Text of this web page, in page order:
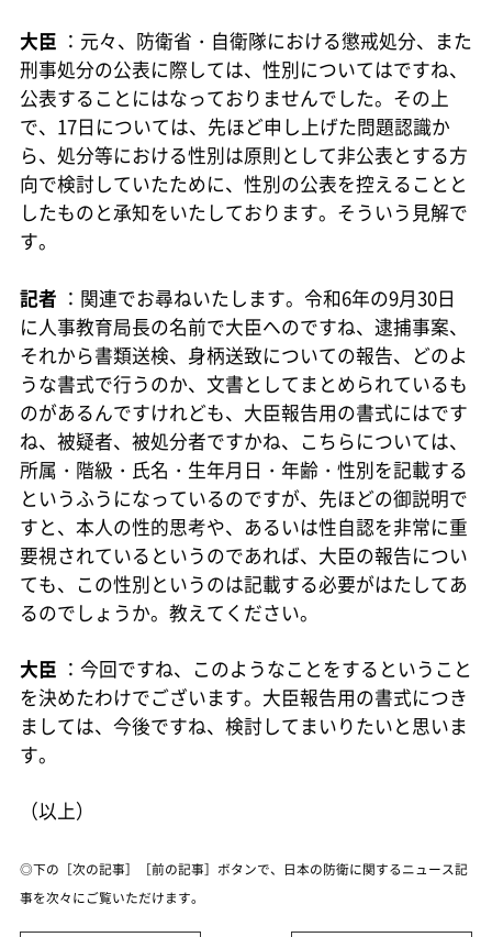
大臣 ：元々、防衛省・自衛隊における懲戒処分、また
刑事処分の公表に際しては、性別についてはですね、
公表することにはなっておりませんでした。その上
で、17日については、先ほど申し上げた問題認識か
ら、処分等における性別は原則として非公表とする方
向で検討していたために、性別の公表を控えることと
したものと承知をいたしております。そういう見解で
す。
記者 ：関連でお尋ねいたします。令和6年の9月30日
に人事教育局長の名前で大臣へのですね、逮捕事案、
それから書類送検、身柄送致についての報告、どのよ
うな書式で行うのか、文書としてまとめられているも
のがあるんですけれども、大臣報告用の書式にはです
ね、被疑者、被処分者ですかね、こちらについては、
所属・階級・氏名・生年月日・年齢・性別を記載する
というふうになっているのですが、先ほどの御説明で
すと、本人の性的思考や、あるいは性自認を非常に重
要視されているというのであれば、大臣の報告につい
ても、この性別というのは記載する必要がはたしてあ
るのでしょうか。教えてください。
大臣 ：今回ですね、このようなことをするということ
を決めたわけでございます。大臣報告用の書式につき
ましては、今後ですね、検討してまいりたいと思いま
す。
（以上）
◎下の［次の記事］［前の記事］ボタンで、日本の防衛に関するニュース記
事を次々にご覧いただけます。